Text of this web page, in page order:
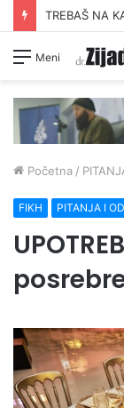
TREBAŠ NA
Meni
Početna /
FIKH PITANJA I